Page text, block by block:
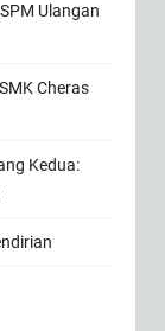
Ulangan
Cheras
Kedua: